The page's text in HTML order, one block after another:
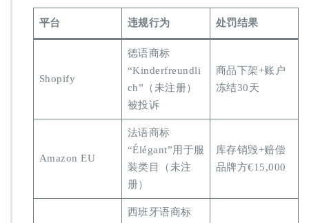
管
理
指
南​
​平台​ ​违规行为​ ​处罚结果​
Shopify
德语商标
“Kinderfreundli
ch”（未注册）
被投诉
商品下架+账户
冻结30天
Amazon EU
法语商标
“Élégant”用于服
装类目（未注
册）
库存销毁+赔偿
品牌方€15,000
西班牙语商标